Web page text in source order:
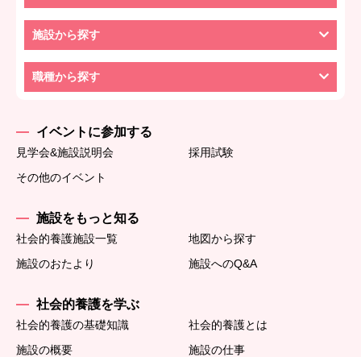
施設から探す
職種から探す
イベントに参加する
見学会&施設説明会
採用試験
その他のイベント
施設をもっと知る
社会的養護施設一覧
地図から探す
施設のおたより
施設へのQ&A
社会的養護を学ぶ
社会的養護の基礎知識
社会的養護とは
施設の概要
施設の仕事